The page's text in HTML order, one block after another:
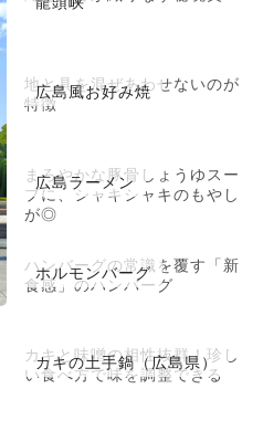
広島風お好み焼
地と具を混ぜあわせないのが
特徴
広島ラーメン
まろやかな豚骨しょうゆスー
プに、シャキシャキのもやし
が◎
ホルモンバーグ
ハンバーグの常識を覆す「新
食感」のハンバーグ
カキの土手鍋（広島県）
カキと味噌の相性抜群！珍し
い食べ方で味を調整できる